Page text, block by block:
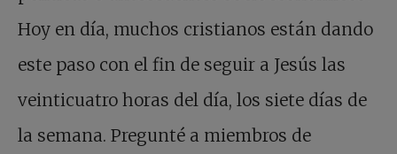
Hoy en día, muchos cristianos están dando
este paso con el fin de seguir a Jesús las
veinticuatro horas del día, los siete días de
la semana. Pregunté a miembros de